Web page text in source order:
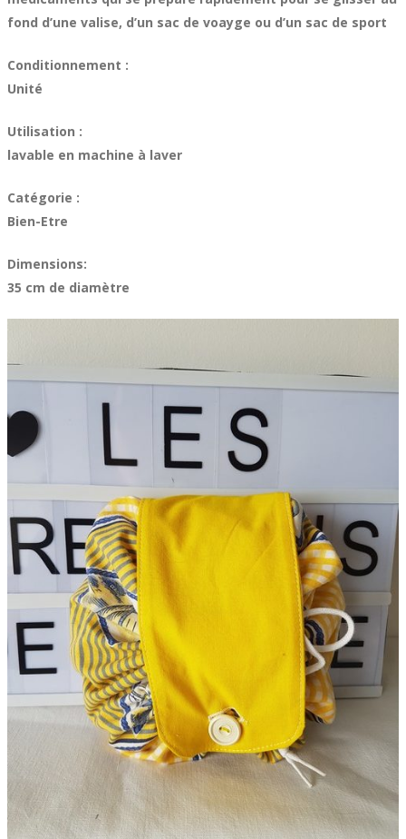
fond d’une valise, d’un sac de voayge ou d’un sac de sport
Conditionnement :
Unité
Utilisation :
lavable en machine à laver
Catégorie :
Bien-Etre
Dimensions:
35 cm de diamètre